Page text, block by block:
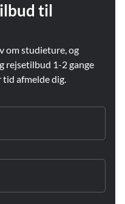
til
om studieture, og
rejsetilbud 1-2 gange
tid afmelde dig.